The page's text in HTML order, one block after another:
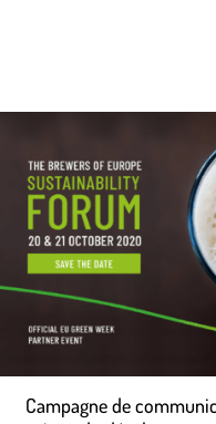
Campagne de